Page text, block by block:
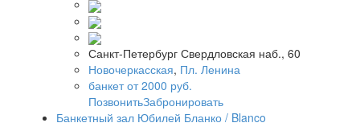
Санкт-Петербург Свердловская наб., 60
Новочеркасская, Пл. Ленина
банкет от 2000 руб.
ПозвонитьЗабронировать
Банкетный зал Юбилей Бланко / Blanco